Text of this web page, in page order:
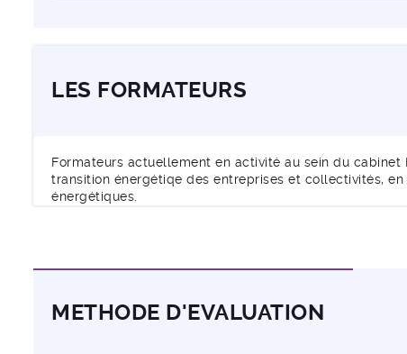
LES FORMATEURS
Formateurs actuellement en activité au sein du
transition énergétiqe des entreprises et collectivités,
énergétiques.
METHODE D'EVALUATION